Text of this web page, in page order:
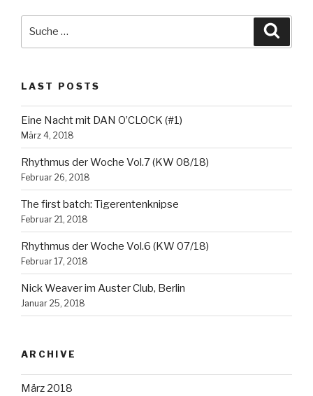
1“
LAST POSTS
Eine Nacht mit DAN O’CLOCK (#1)
März 4, 2018
Rhythmus der Woche Vol.7 (KW 08/18)
Februar 26, 2018
The first batch: Tigerentenknipse
Februar 21, 2018
Rhythmus der Woche Vol.6 (KW 07/18)
Februar 17, 2018
Nick Weaver im Auster Club, Berlin
Januar 25, 2018
ARCHIVE
März 2018